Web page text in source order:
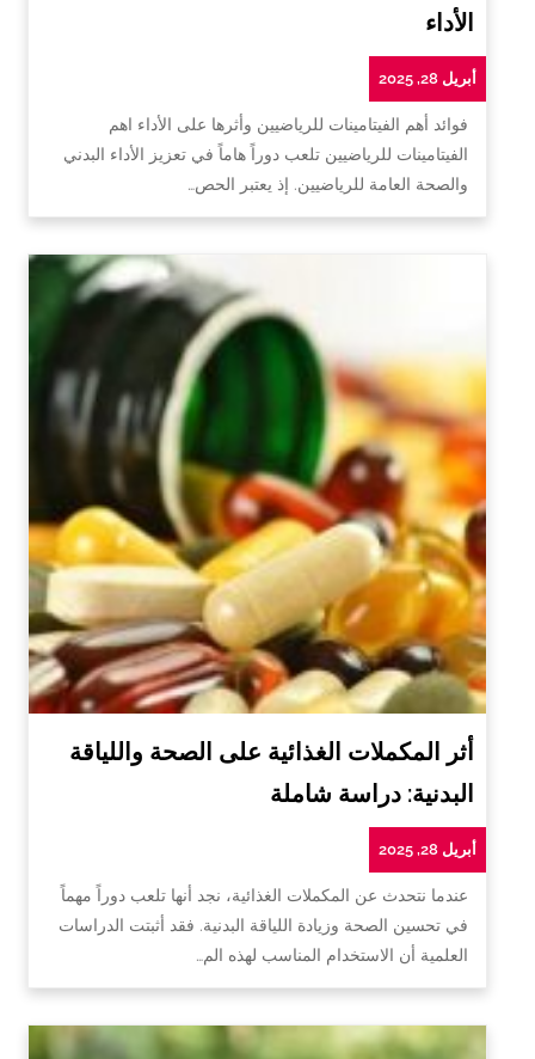
الأداء
أبريل 28, 2025
فوائد أهم الفيتامينات للرياضيين وأثرها على الأداء اهم
الفيتامينات للرياضيين تلعب دوراً هاماً في تعزيز الأداء البدني
والصحة العامة للرياضيين. إذ يعتبر الحص…
أثر المكملات الغذائية على الصحة واللياقة
البدنية: دراسة شاملة
أبريل 28, 2025
عندما نتحدث عن المكملات الغذائية، نجد أنها تلعب دوراً مهماً
في تحسين الصحة وزيادة اللياقة البدنية. فقد أثبتت الدراسات
العلمية أن الاستخدام المناسب لهذه الم…